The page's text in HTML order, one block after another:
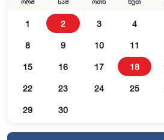
ორშ სამ ოთხ ხუთ
1 2 3 4
8 9 10 11
15 16 17 18
22 23 24 25
29 30